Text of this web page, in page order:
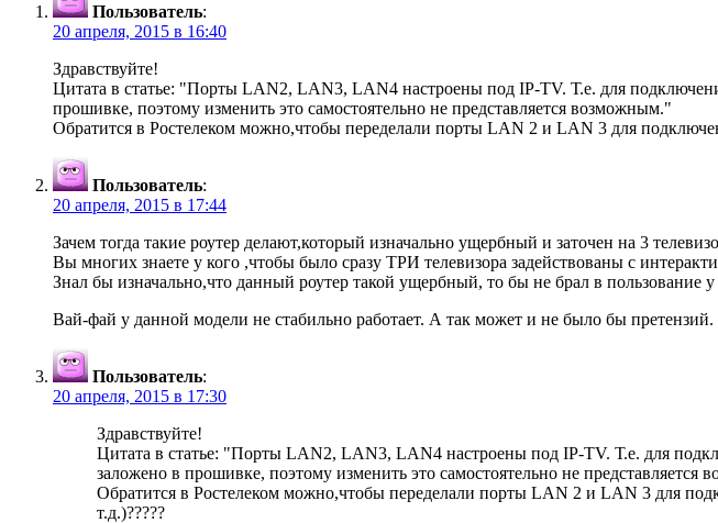
Пользователь:
20 апреля, 2015 в 16:40
Здравствуйте!
Цитата в статье: "Порты LAN2, LAN3, LAN4 настроены под IP-TV. Т.е. для
прошивке, поэтому изменить это самостоятельно не представляется возможным."
Обратится в Ростелеком можно,чтобы переделали порты LAN 2 и LAN 3 для
Пользователь:
20 апреля, 2015 в 17:44
Зачем тогда такие роутер делают,который изначально ущербный и заточен на 3
Вы многих знаете у кого ,чтобы было сразу ТРИ телевизора задействованы с
Знал бы изначально,что данный роутер такой ущербный, то бы не брал в пользование у
Вай-фай у данной модели не стабильно работает. А так может и не было бы претензий.
Пользователь:
20 апреля, 2015 в 17:30
Здравствуйте!
Цитата в статье: "Порты LAN2, LAN3, LAN4 настроены под IP-TV. Т.е. для
заложено в прошивке, поэтому изменить это самостоятельно не представляется
Обратится в Ростелеком можно,чтобы переделали порты LAN 2 и LAN 3 для
т.д.)?????